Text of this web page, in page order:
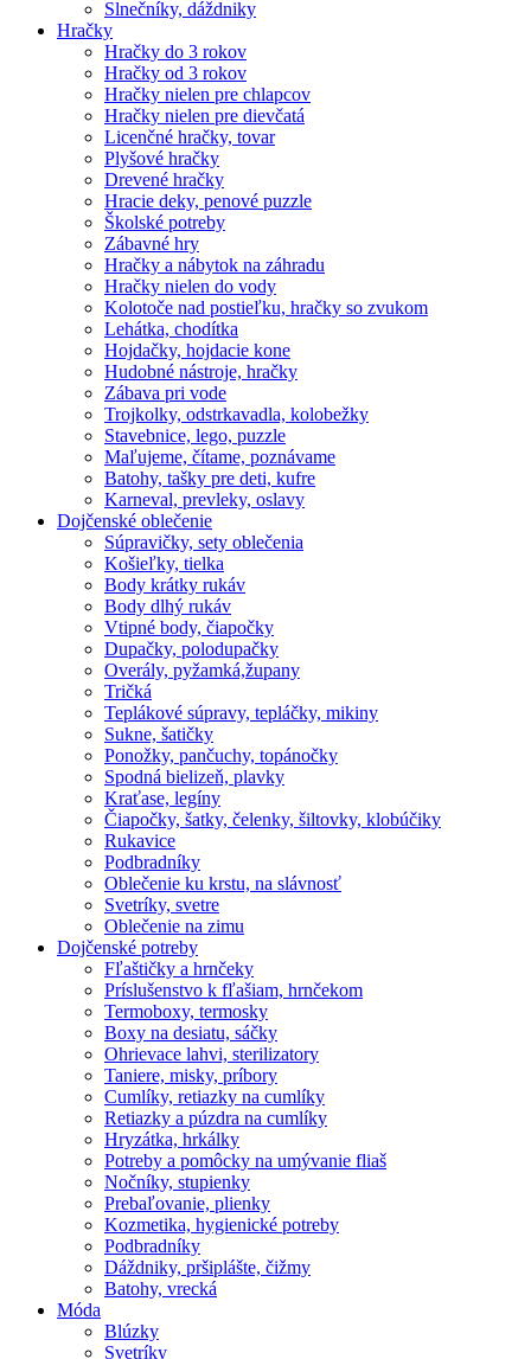
Slnečníky, dáždniky
Hračky
Hračky do 3 rokov
Hračky od 3 rokov
Hračky nielen pre chlapcov
Hračky nielen pre dievčatá
Licenčné hračky, tovar
Plyšové hračky
Drevené hračky
Hracie deky, penové puzzle
Školské potreby
Zábavné hry
Hračky a nábytok na záhradu
Hračky nielen do vody
Kolotoče nad postieľku, hračky so zvukom
Lehátka, chodítka
Hojdačky, hojdacie kone
Hudobné nástroje, hračky
Zábava pri vode
Trojkolky, odstrkavadla, kolobežky
Stavebnice, lego, puzzle
Maľujeme, čítame, poznávame
Batohy, tašky pre deti, kufre
Karneval, prevleky, oslavy
Dojčenské oblečenie
Súpravičky, sety oblečenia
Košieľky, tielka
Body krátky rukáv
Body dlhý rukáv
Vtipné body, čiapočky
Dupačky, polodupačky
Overály, pyžamká,župany
Tričká
Teplákové súpravy, tepláčky, mikiny
Sukne, šatičky
Ponožky, pančuchy, topánočky
Spodná bielizeň, plavky
Kraťase, legíny
Čiapočky, šatky, čelenky, šiltovky, klobúčiky
Rukavice
Podbradníky
Oblečenie ku krstu, na slávnosť
Svetríky, svetre
Oblečenie na zimu
Dojčenské potreby
Fľaštičky a hrnčeky
Príslušenstvo k fľašiam, hrnčekom
Termoboxy, termosky
Boxy na desiatu, sáčky
Ohrievace lahvi, sterilizatory
Taniere, misky, príbory
Cumlíky, retiazky na cumlíky
Retiazky a púzdra na cumlíky
Hryzátka, hrkálky
Potreby a pomôcky na umývanie fliaš
Nočníky, stupienky
Prebaľovanie, plienky
Kozmetika, hygienické potreby
Podbradníky
Dáždniky, pršiplášte, čižmy
Batohy, vrecká
Móda
Blúzky
Svetríky